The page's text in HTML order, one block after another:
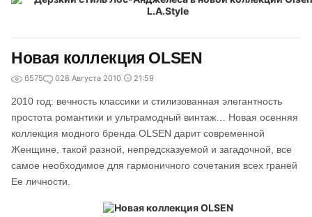
Новая коллекция OLSEN
6575 028 Августа 2010 21:59
2010 год: вечность классики и стилизованная элегантность
простота романтики и ультрамодный винтаж… Новая осенняя
коллекция модного бренда OLSEN дарит современной
Женщине, такой разной, непредсказуемой и загадочной, все
самое необходимое для гармоничного сочетания всех граней
Ее личности.